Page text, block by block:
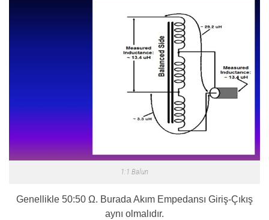
1:1 Balun
Genellikle 50:50 Ω. Burada Akım Empedansı Giriş-Çıkış
aynı olmalıdır.